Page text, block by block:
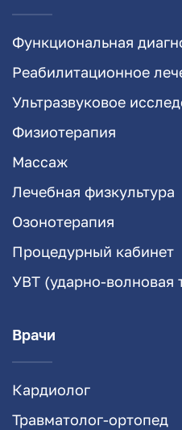
Функциональная
Реабилитационное
Ультразвуковое
Физиотерапия
Массаж
Лечебная физкультура
Озонотерапия
Процедурный кабинет
УВТ (ударно-волновая
Врачи
Кардиолог
Травматолог-ортопед